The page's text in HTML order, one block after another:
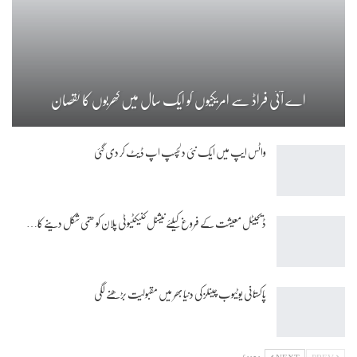
اے آئی فراڈ سے امریکیوں کو ایک سال میں کھربوں کا نقصان
واٹس ایپ میں ایک نئی دلچسپ اپ ڈیٹ کر دی گئی
ڈیجیٹل معیشت کے فروغ کیلئے نیشنل کنیکٹیوٹی پلان کو حتمی شکل دینے کا…
پاکستانی یوٹیوب چینلز کی دنیا بھر میں مقبولیت بڑھنے لگی